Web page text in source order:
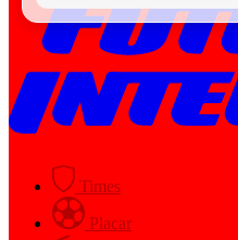
Times
Placar